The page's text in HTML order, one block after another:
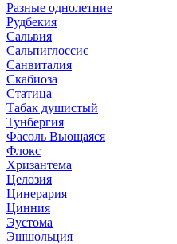
Разные однолетние
Рудбекия
Сальвия
Сальпиглоссис
Санвиталия
Скабиоза
Статица
Табак душистый
Тунбергия
Фасоль Вьющаяся
Флокс
Хризантема
Целозия
Цинерария
Цинния
Эустома
Эшшольция